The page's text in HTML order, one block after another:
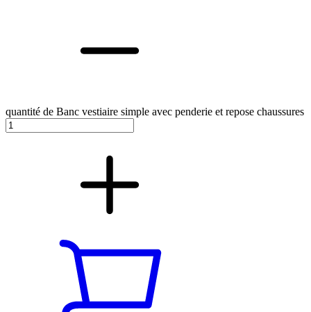
quantité de Banc vestiaire simple avec penderie et repose chaussures